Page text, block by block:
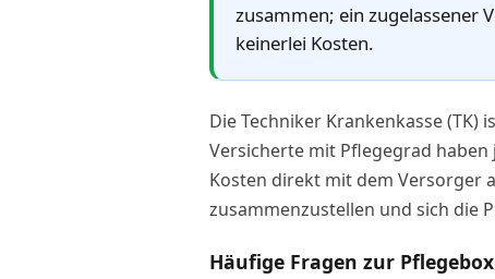
zusammen; ein zugelassener
keinerlei Kosten.
Die Techniker Krankenkasse
Versicherte mit Pflegegrad
Kosten direkt mit dem Versorger
zusammenzustellen und sich die
Häufige Fragen zur